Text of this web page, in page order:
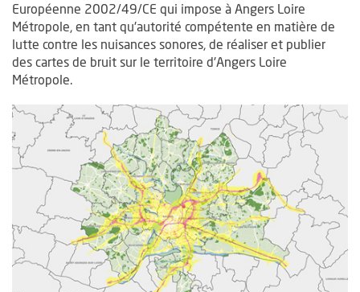
Européenne 2002/49/CE qui impose à Angers Loire
Métropole, en tant qu'autorité compétente en matière de
lutte contre les nuisances sonores, de réaliser et publier
des cartes de bruit sur le territoire d'Angers Loire
Métropole.